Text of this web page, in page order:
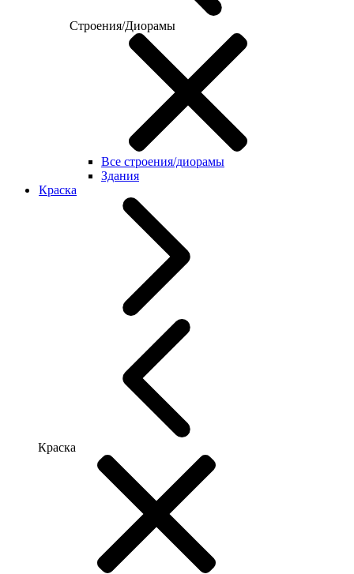
Строения/Диорамы
Все строения/диорамы
Здания
Краска
Краска